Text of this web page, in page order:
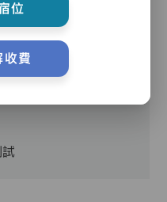
護理員
度生命表徵、協助沐
位
收費